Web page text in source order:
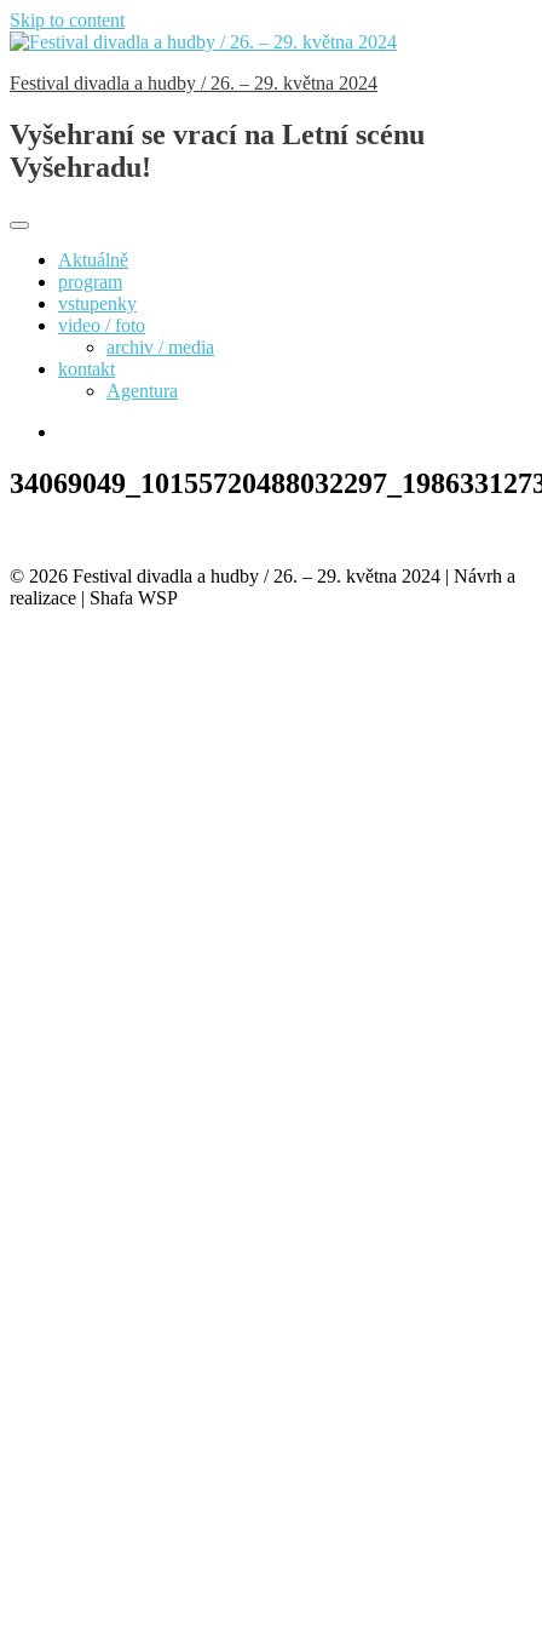
Skip to content
Festival divadla a hudby / 26. – 29. května 2024
Vyšehraní se vrací na Letní scénu
Vyšehradu!
Aktuálně
program
vstupenky
video / foto
archiv / media
kontakt
Agentura
© 2026 Festival divadla a hudby / 26. – 29. května 2024 | Návrh a
realizace | Shafa WSP